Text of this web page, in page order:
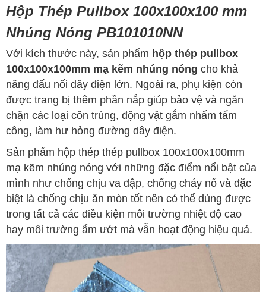
Hộp Thép Pullbox 100x100x100 mm
Nhúng Nóng PB101010NN
Với kích thước này, sản phẩm hộp thép pullbox
100x100x100mm mạ kẽm nhúng nóng cho khả
năng đấu nối dây điện lớn. Ngoài ra, phụ kiện còn
được trang bị thêm phần nắp giúp bảo vệ và ngăn
chặn các loại côn trùng, động vật gắm nhấm tấm
công, làm hư hỏng đường dây điện.
Sản phẩm hộp thép thép pullbox 100x100x100mm
mạ kẽm nhúng nóng với những đặc điểm nổi bật của
mình như chống chịu va đập, chống cháy nổ và đặc
biệt là chống chịu ăn mòn tốt nên có thể dùng được
trong tất cả các điều kiện môi trường nhiệt độ cao
hay môi trường ẩm ướt mà vẫn hoạt động hiệu quả.